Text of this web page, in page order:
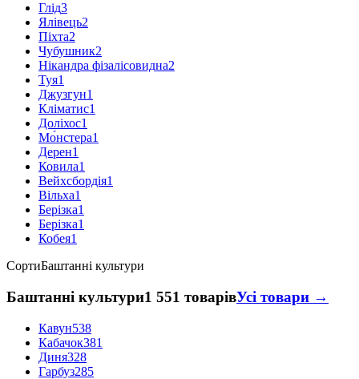
Глід3
Ялівець2
Піхта2
Чубушник2
Нікандра фізалісовидна2
Туя1
Джузгун1
Кліматис1
Доліхос1
Мо́нстера1
Дерен1
Ковила1
Вейхсбордія1
Вільха1
Берізка1
Берізка1
Кобея1
СортиБаштанні культури
Баштанні культури1 551 товарівУсі товари →
Кавун538
Кабачок381
Диня328
Гарбуз285